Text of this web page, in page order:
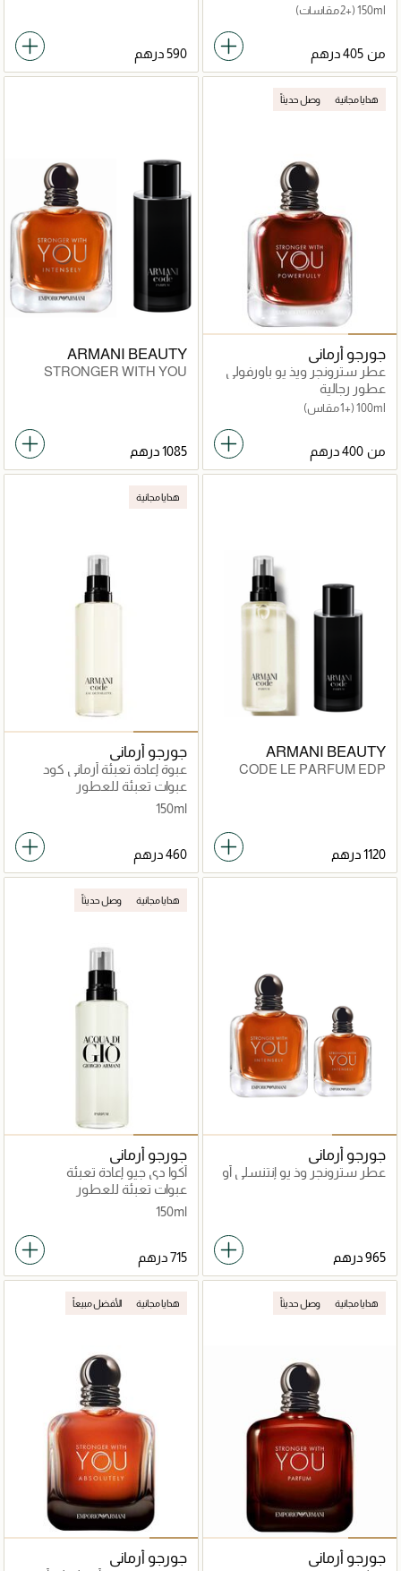
150ml (+2 مقاسات)
من
هدايا مجانية وصل حديثاً
جورجو أرماني
عطر سترونجر ويذ يو باورفولي
عطور رجالية
100ml (+1 مقاس)
من
ARMANI BEAUTY
STRONGER WITH YOU
1085 درهم
ARMANI BEAUTY
CODE LE PARFUM EDP
1120 درهم
هدايا مجانية
جورجو أرماني
عبوة إعادة تعبئة أرماني كود
عبوات تعبئة للعطور
150ml
جورجو أرماني
عطر سترونجر وذ يو إنتنسلي أو
965 درهم
هدايا مجانية وصل حديثاً
جورجو أرماني
أكوا دي جيو إعادة تعبئة
عبوات تعبئة للعطور
150ml
هدايا مجانية وصل حديثاً
جورجو أرماني
هدايا مجانية الأفضل مبيعاً
جورجو أرماني